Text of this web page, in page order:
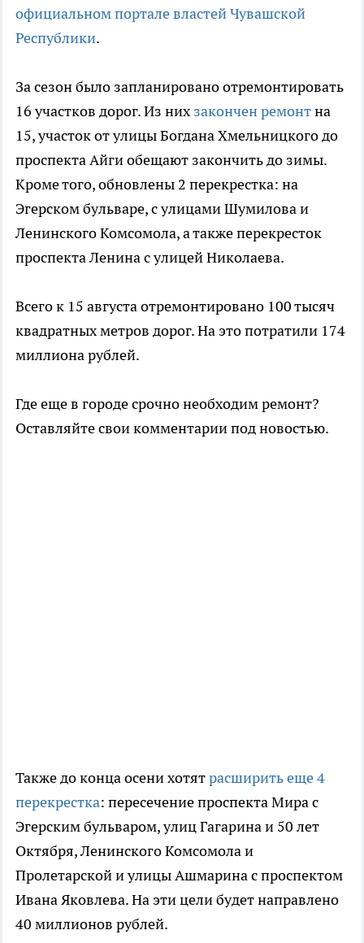
официальном портале властей Чувашской
Республики.
За сезон было запланировано отремонтировать
16 участков дорог. Из них закончен ремонтна
15, участок от улицы Богдана Хмельницкого до
проспекта Айги обещают закончить до зимы.
Кроме того, обновлены 2 перекрестка: на
Эгерском бульваре, с улицами Шумилова и
Ленинского Комсомола, а также перекресток
проспекта Ленина с улицей Николаева.
Всего к 15 августа отремонтировано 100 тысяч
квадратных метров дорог. На это потратили 174
миллиона рублей.
Где еще в городе срочно необходим ремонт?
Оставляйте свои комментарии под новостью.
Также до конца осени хотятрасширить еще 4
перекрестка: пересечение проспекта Мира с
Эгерским бульваром, улиц Гагарина и 50 лет
Октября, Ленинского Комсомола и
Пролетарской и улицы Ашмарина с проспектом
Ивана Яковлева. На эти цели будет направлено
40 миллионов рублей.